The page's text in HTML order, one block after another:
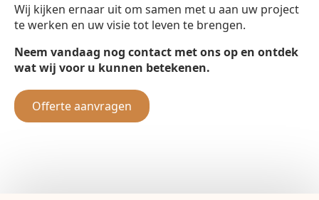
Wij kijken ernaar uit om samen met u aan uw project
te werken en uw visie tot leven te brengen.
Neem vandaag nog contact met ons op en ontdek
wat wij voor u kunnen betekenen.
Offerte aanvragen